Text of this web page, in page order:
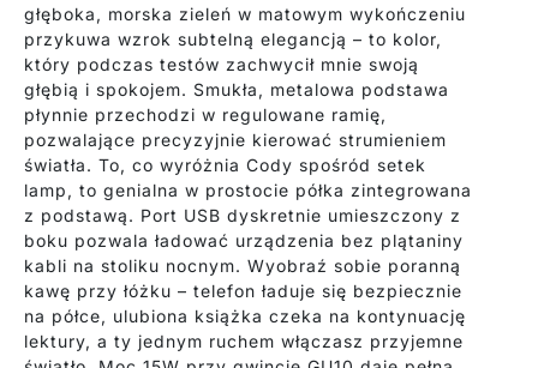
głęboka, morska zieleń w matowym wykończeniu
przykuwa wzrok subtelną elegancją – to kolor,
który podczas testów zachwycił mnie swoją
głębią i spokojem. Smukła, metalowa podstawa
płynnie przechodzi w regulowane ramię,
pozwalające precyzyjnie kierować strumieniem
światła. To, co wyróżnia Cody spośród setek
lamp, to genialna w prostocie półka zintegrowana
z podstawą. Port USB dyskretnie umieszczony z
boku pozwala ładować urządzenia bez plątaniny
kabli na stoliku nocnym. Wyobraź sobie poranną
kawę przy łóżku – telefon ładuje się bezpiecznie
na półce, ulubiona książka czeka na kontynuację
lektury, a ty jednym ruchem włączasz przyjemne